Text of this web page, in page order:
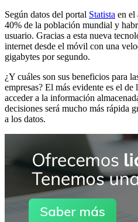
Según datos del portal Statista en el
40% de la población mundial y
usuario. Gracias a esta nueva
internet desde el móvil con una
gigabytes por segundo.
¿Y cuáles son sus beneficios para
empresas? El más evidente es el
acceder a la información
decisiones será mucho más rápida
a los datos.